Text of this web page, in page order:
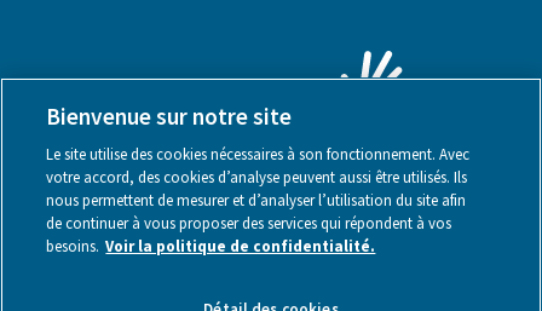
Bienvenue sur notre site
Le site utilise des cookies nécessaires à son fonctionnement. Avec
votre accord, des cookies d’analyse peuvent aussi être utilisés. Ils
nous permettent de mesurer et d’analyser l’utilisation du site afin
de continuer à vous proposer des services qui répondent à vos
besoins. Voir la politique de confidentialité.